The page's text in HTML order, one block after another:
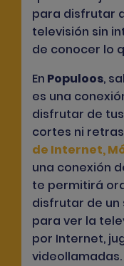
para disfrutar
televisión sin
de conocer lo
En Populoos,
es una
disfrutar de
cortes ni
de Internet,
una conexión
te permitirá
disfrutar de
para ver la
por Internet,
videollamadas.